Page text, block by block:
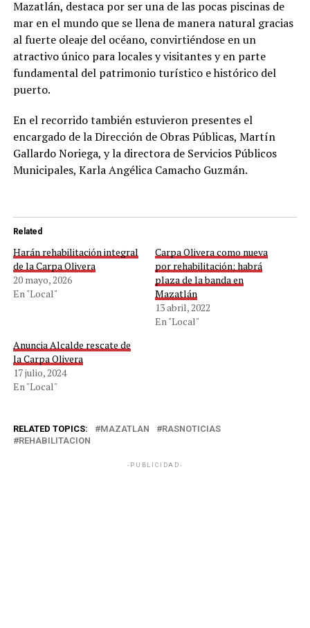
Mazatlán, destaca por ser una de las pocas piscinas de
mar en el mundo que se llena de manera natural gracias
al fuerte oleaje del océano, convirtiéndose en un
atractivo único para locales y visitantes y en parte
fundamental del patrimonio turístico e histórico del
puerto.
En el recorrido también estuvieron presentes el
encargado de la Dirección de Obras Públicas, Martín
Gallardo Noriega, y la directora de Servicios Públicos
Municipales, Karla Angélica Camacho Guzmán.
Related
Harán rehabilitación integral
de la Carpa Olivera
20 mayo, 2026
En "Local"
Carpa Olivera como nueva
por rehabilitación; habrá
plaza de la banda en
Mazatlán
13 abril, 2022
En "Local"
Anuncia Alcalde rescate de
la Carpa Olivera
17 julio, 2024
En "Local"
RELATED TOPICS: MAZATLAN
RASNOTICIAS
REHABILITACION
-PUBLICIDAD-